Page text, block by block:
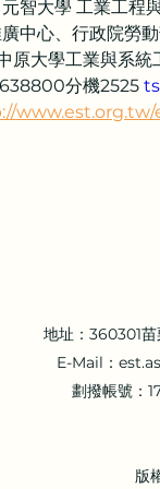
智大學 工業工程
中心、行政院勞
原大學工業與系統
分機2525
地址：360301
E-Mail：
劃撥帳號：
版